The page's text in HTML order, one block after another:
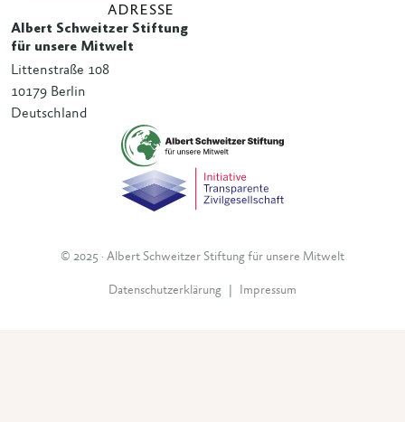
ADRESSE
Albert Schweitzer Stiftung
für unsere Mitwelt
Littenstraße 108
10179 Berlin
Deutschland
© 2025 · Albert Schweitzer Stiftung für unsere Mitwelt
Datenschutzerklärung Impressum